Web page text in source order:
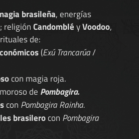
brasileña, energías
; religiónCandombléyVoodoo,
de:
(Exú Trancarúa/
con magia roja.
de Pombagira.
con Pombagira Rainha.
brasilerocon Pombagira